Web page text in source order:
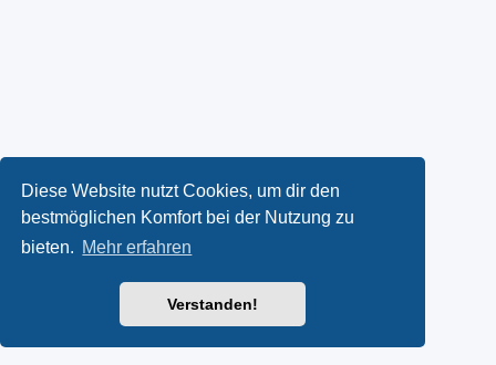
Diese Website nutzt Cookies, um dir den
bestmöglichen Komfort bei der Nutzung zu
bieten. Mehr erfahren
Verstanden!